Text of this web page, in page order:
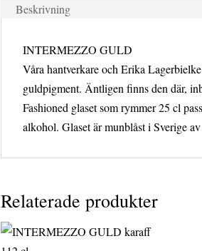
Beskrivning
INTERMEZZO GULD
Våra hantverkare och Erika
guldpigment. Äntligen finns den där,
Fashioned glaset som rymmer 25 cl
alkohol. Glaset är munblåst i Sverige
Relaterade produkter